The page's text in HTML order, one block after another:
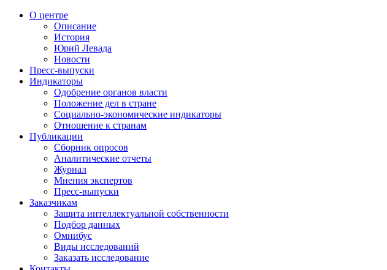
О центре
Описание
История
Юрий Левада
Новости
Пресс-выпуски
Индикаторы
Одобрение органов власти
Положение дел в стране
Социально-экономические индикаторы
Отношение к странам
Публикации
Сборник опросов
Аналитические отчеты
Журнал
Мнения экспертов
Пресс-выпуски
Заказчикам
Защита интеллектуальной собственности
Подбор данных
Омнибус
Виды исследований
Заказать исследование